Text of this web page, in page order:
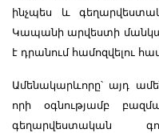
ինչպես և
Կապանի արվեստի
է դրանում համոզվելու
Ամենակարևորը՝ այդ
որի օգնությամբ
գեղարվեստական